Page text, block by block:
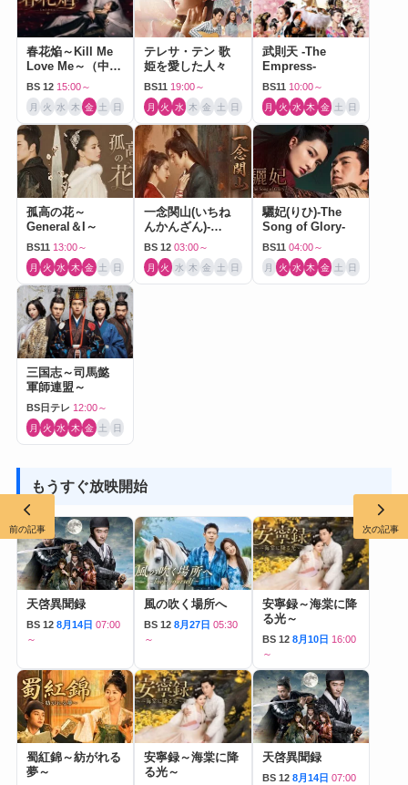
春花焔～Kill Me
Love Me～（中国
ドラマ）
BS 12 15:00～
月 火 水 木 金 土 日
テレサ・テン 歌
姫を愛した人々
BS11 19:00～
月 火 水 木 金 土 日
武則天 -The
Empress-
BS11 10:00～
月 火 水 木 金 土 日
孤高の花～
General＆I～
BS11 13:00～
月 火 水 木 金 土 日
一念関山(いちね
んかんざん)-
Journey to Love-
BS 12 03:00～
月 火 水 木 金 土 日
驪妃(りひ)-The
Song of Glory-
BS11 04:00～
月 火 水 木 金 土 日
三国志～司馬懿
軍師連盟～
BS日テレ 12:00～
月 火 水 木 金 土 日
もうすぐ放映開始
天啓異聞録
BS 12 8月14日 07:00
～
風の吹く場所へ
BS 12 8月27日 05:30
～
安寧録～海棠に降
る光～
BS 12 8月10日 16:00
～
蜀紅錦～紡がれる
夢～
安寧録～海棠に降
る光～
天啓異聞録
BS 12 8月14日 07:00
前の記事 次の記事